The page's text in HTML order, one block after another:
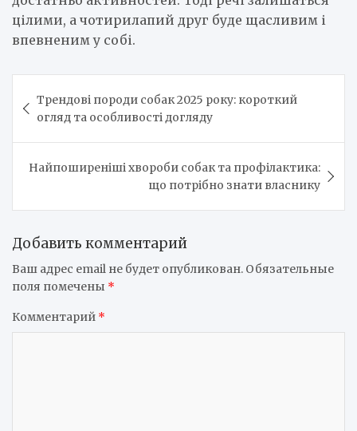
цілими, а чотирилапий друг буде щасливим і
впевненим у собі.
по
записям
Трендові породи собак 2025 року: короткий
огляд та особливості догляду
Найпоширеніші хвороби собак та профілактика:
що потрібно знати власнику
Добавить комментарий
Ваш адрес email не будет опубликован. Обязательные
поля помечены *
Комментарий *